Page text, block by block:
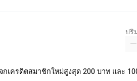
ปริ
เครดิตสมาชิกใหม่สูงสุด 200 บาท และ